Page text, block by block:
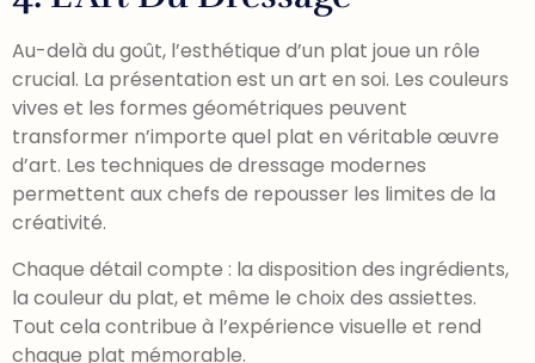
Au-delà du goût, l’esthétique d’un plat joue un rôle
crucial. La présentation est un art en soi. Les couleurs
vives et les formes géométriques peuvent
transformer n’importe quel plat en véritable œuvre
d’art. Les techniques de dressage modernes
permettent aux chefs de repousser les limites de la
créativité.
Chaque détail compte : la disposition des ingrédients,
la couleur du plat, et même le choix des assiettes.
Tout cela contribue à l’expérience visuelle et rend
chaque plat mémorable.